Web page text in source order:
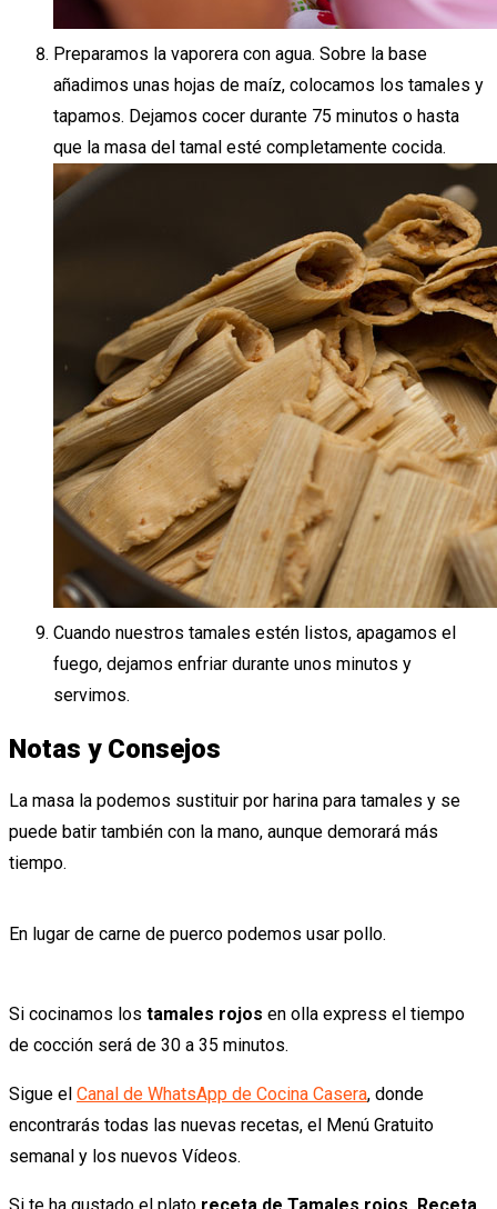
Preparamos la vaporera con agua. Sobre la base
añadimos unas hojas de maíz, colocamos los tamales y
tapamos. Dejamos cocer durante 75 minutos o hasta
que la masa del tamal esté completamente cocida.
Cuando nuestros tamales estén listos, apagamos el
fuego, dejamos enfriar durante unos minutos y
servimos.
Notas y Consejos
La masa la podemos sustituir por harina para tamales y se
puede batir también con la mano, aunque demorará más
tiempo.
En lugar de carne de puerco podemos usar pollo.
Si cocinamos los tamales rojos en olla express el tiempo
de cocción será de 30 a 35 minutos.
Sigue el Canal de WhatsApp de Cocina Casera, donde
encontrarás todas las nuevas recetas, el Menú Gratuito
semanal y los nuevos Vídeos.